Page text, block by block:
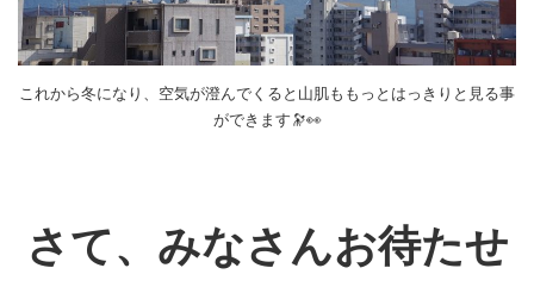
これから冬になり、空気が澄んでくると山肌ももっとはっきりと見る事
ができます🔭👀
さて、みなさんお待たせ